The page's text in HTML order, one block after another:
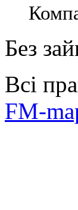
Без
Всі
FM-